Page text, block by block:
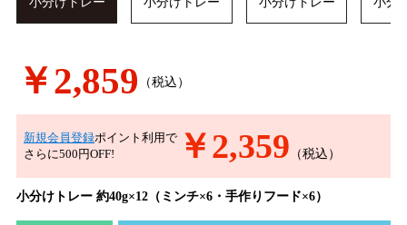
￥2,859 （税込）
新規会員登録ポイント利用で
さらに500円OFF!
￥2,359 （税込）
小分けトレー 約40g×12（ミンチ×6・手作りフード×6）